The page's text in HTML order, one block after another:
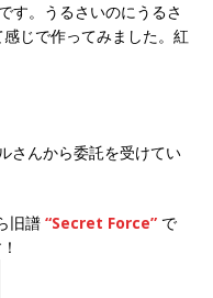
す。うるさいのにうるさ
じで作ってみました。紅
さんから委託を受けてい
旧譜 “Secret Force” で